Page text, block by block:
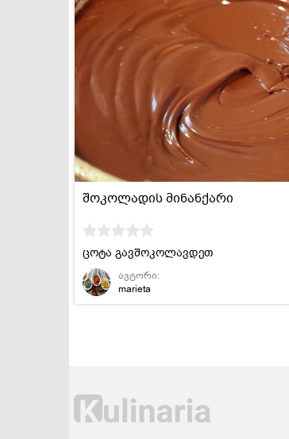
დესერტები და
ტკბილეულობა
შოკოლადის მინანქარი
ცოტა გავშოკოლავდეთ
ავტორი:
marieta